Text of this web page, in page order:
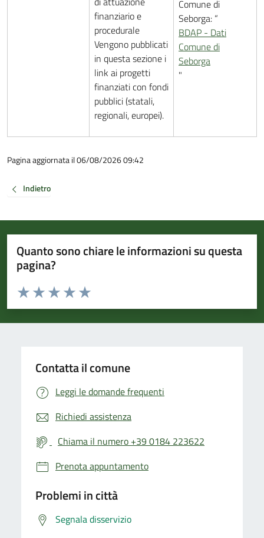
finanziario e
procedurale
Vengono pubblicati
in questa sezione i
link ai progetti
finanziati con fondi
pubblici (statali,
regionali, europei).
Comune di
Seborga: “
BDAP - Dati
Comune di
Seborga
"
Pagina aggiornata il 06/08/2026 09:42
Indietro
Quanto sono chiare le informazioni su questa
pagina?
Valuta da 1 a 5 stelle la pagina
Valuta 5 stelle su 5
Valuta 4 stelle su 5
Valuta 3 stelle su 5
Valuta 2 stelle su 5
Valuta 1 stelle su 5
Contatta il comune
Leggi le domande frequenti
Richiedi assistenza
Chiama il numero +39 0184 223622
Prenota appuntamento
Problemi in città
Segnala disservizio